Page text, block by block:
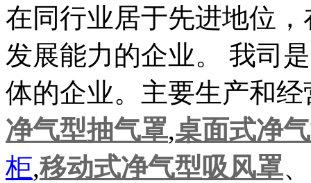
在同行业居于先进地位
发展能力的企业。 我司
体的企业。主要生产和
净气型抽气罩,桌面式净
柜,移动式净气型吸风罩